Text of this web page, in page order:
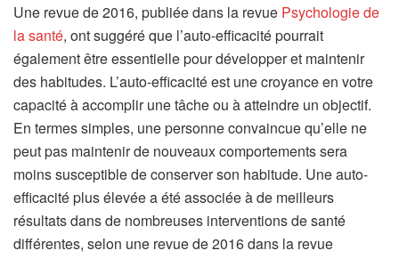
)
Une revue de 2016, publiée dans la revue Psychologie de
la santé(
s
’
o
u
v
r
e
d
a
, ont suggéré que l’auto-efficacité pourrait
également être essentielle pour développer et maintenir
des habitudes. L’auto-efficacité est une croyance en votre
capacité à accomplir une tâche ou à atteindre un objectif.
En termes simples, une personne convaincue qu’elle ne
peut pas maintenir de nouveaux comportements sera
moins susceptible de conserver son habitude. Une auto-
efficacité plus élevée a été associée à de meilleurs
résultats dans de nombreuses interventions de santé
différentes, selon une revue de 2016 dans la revue